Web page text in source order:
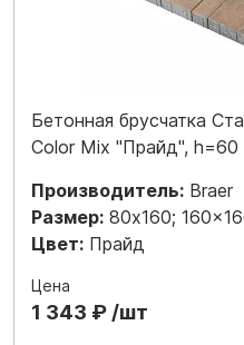
Бетонная брусчатка
Color Mix "Прайд",
Производитель: Braer
Размер: 80x160;
Цвет: Прайд
Цена
1 343 ₽ /шт